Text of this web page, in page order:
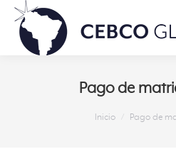
Pago de
Inicio Pago de